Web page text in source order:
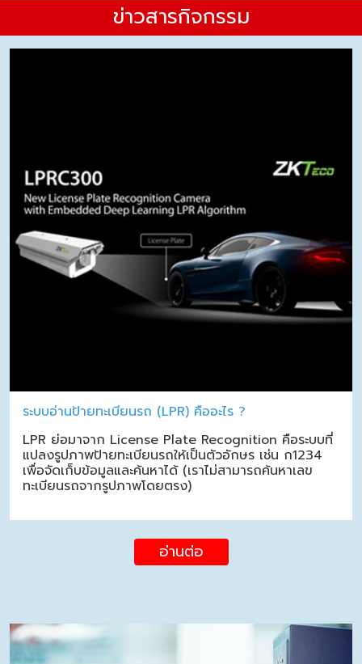
ข่าวสารกิจกรรม
ระบบอ่านป้ายทะเบียนรถ (LPR) คืออะไร ?
LPR ย่อมาจาก License Plate Recognition คือระบบที่
แปลงรูปภาพป้ายทะเบียนรถให้เป็นตัวอักษร เช่น ก1234
เพื่อจัดเก็บข้อมูลและค้นหาได้ (เราไม่สามารถค้นหาเลข
ทะเบียนรถจากรูปภาพโดยตรง)
อ่านต่อ